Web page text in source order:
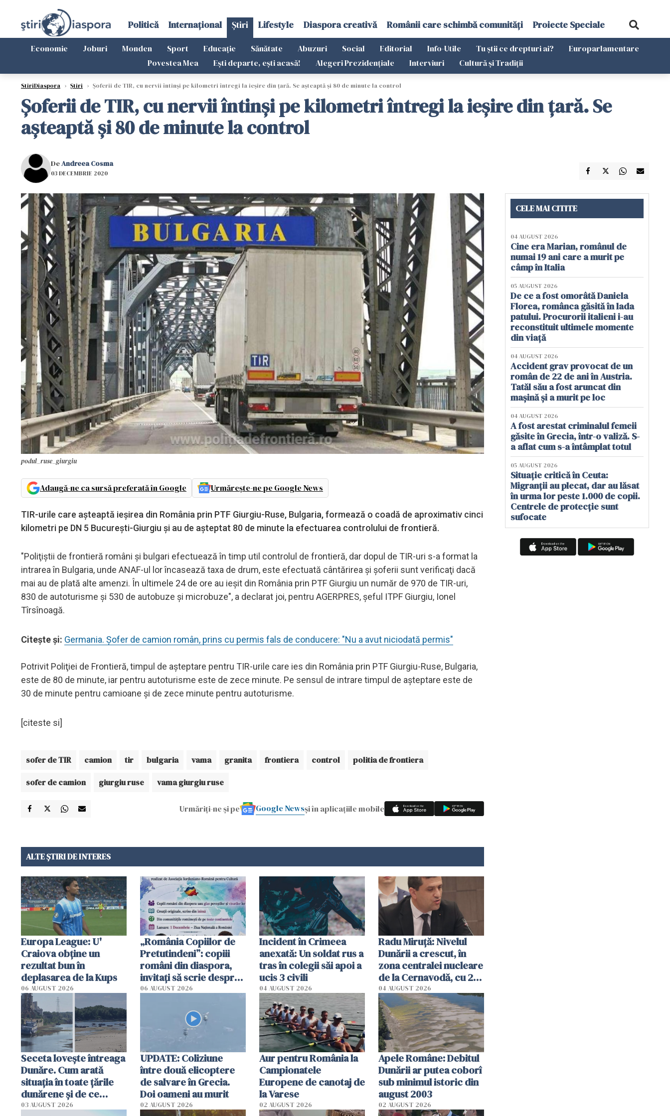
Politică Internațional Știri Lifestyle Diaspora creativă Românii care schimbă comunități Proiecte Speciale
Economie Joburi Monden Sport Educație Sănătate Abuzuri Social Editorial Info-Utile Tu știi ce drepturi ai?
Europarlamentare
Povestea Mea
Ești departe, ești acasă! Alegeri Prezidențiale Interviuri Cultură și Tradiții
StiriDiaspora › Știri › Şoferii de TIR, cu nervii întinşi pe kilometri întregi la ieşire din ţară. Se aşteaptă şi 80 de minute la control
Şoferii de TIR, cu nervii întinşi pe kilometri întregi la ieşire din ţară. Se
aşteaptă şi 80 de minute la control
DeAndreea Cosma
03 DECEMBRIE 2020
podul_ruse_giurgiu
Adaugă-ne ca sursă preferată în Google Urmărește-ne pe Google News
TIR-urile care aşteaptă ieşirea din România prin PTF Giurgiu-Ruse, Bulgaria, formează o coadă de aproximativ cinci
kilometri pe DN 5 Bucureşti-Giurgiu şi au de aşteptat 80 de minute la efectuarea controlului de frontieră.
"Poliţiştii de frontieră români şi bulgari efectuează în timp util controlul de frontieră, dar dopul de TIR-uri s-a format la
intrarea în Bulgaria, unde ANAF-ul lor încasează taxa de drum, este efectuată cântărirea şi şoferii sunt verificaţi dacă
mai au de plată alte amenzi. În ultimele 24 de ore au ieşit din România prin PTF Giurgiu un număr de 970 de TIR-uri,
830 de autoturisme şi 530 de autobuze şi microbuze", a declarat joi, pentru AGERPRES, şeful ITPF Giurgiu, Ionel
Tîrsînoagă.
Citeşte şi: Germania. Şofer de camion român, prins cu permis fals de conducere: "Nu a avut niciodată permis"
Potrivit Poliţiei de Frontieră, timpul de aşteptare pentru TIR-urile care ies din România prin PTF Giurgiu-Ruse, Bulgaria,
este de 80 de minute, iar pentru autoturisme este de zece minute. Pe sensul de intrare timpul de aşteptare este de
30 de minute pentru camioane şi de zece minute pentru autoturisme.
[citeste si]
sofer de TIR camion tir bulgaria vama granita frontiera control politia de frontiera
sofer de camion giurgiu ruse vama giurgiu ruse
Urmăriți-ne și pe Google Newsși în aplicațiile mobile
ALTE ȘTIRI DE INTERES
Europa League: U'
Craiova obține un
rezultat bun în
deplasarea de la Kups
06 AUGUST 2026
„România Copiilor de
Pretutindeni”: copiii
români din diaspora,
invitați să scrie despre
România într-un volum
06 AUGUST 2026
Incident în Crimeea
anexată: Un soldat rus a
tras în colegii săi apoi a
ucis 3 civili
04 AUGUST 2026
Radu Miruţă: Nivelul
Dunării a crescut, în
zona centralei nucleare
de la Cernavodă, cu 2
cm faţă de ziua trecută
04 AUGUST 2026
Seceta lovește întreaga
Dunăre. Cum arată
situația în toate țările
dunărene și de ce
România resimte
03 AUGUST 2026
UPDATE: Coliziune
între două elicoptere
de salvare în Grecia.
Doi oameni au murit
02 AUGUST 2026
Aur pentru România la
Campionatele
Europene de canotaj de
la Varese
02 AUGUST 2026
Apele Române: Debitul
Dunării ar putea coborî
sub minimul istoric din
august 2003
02 AUGUST 2026
CELE MAI CITITE
04 AUGUST 2026
Cine era Marian, românul de
numai 19 ani care a murit pe
câmp în Italia
05 AUGUST 2026
De ce a fost omorâtă Daniela
Florea, românca găsită în lada
patului. Procurorii italieni i-au
reconstituit ultimele momente
din viață
04 AUGUST 2026
Accident grav provocat de un
român de 22 de ani în Austria.
Tatăl său a fost aruncat din
mașină și a murit pe loc
04 AUGUST 2026
A fost arestat criminalul femeii
găsite în Grecia, într-o valiză. S-
a aflat cum s-a întâmplat totul
05 AUGUST 2026
Situație critică în Ceuta:
Migranții au plecat, dar au lăsat
în urma lor peste 1.000 de copii.
Centrele de protecție sunt
sufocate